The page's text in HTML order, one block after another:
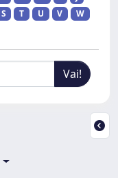
S T U V
W